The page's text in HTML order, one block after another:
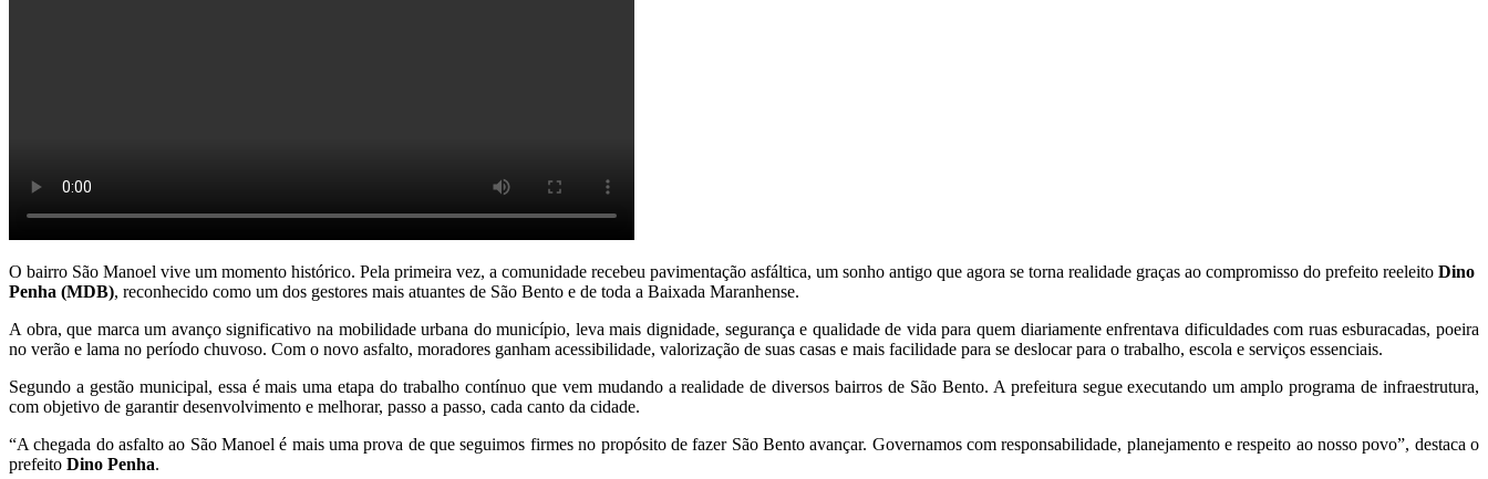
O bairro São Manoel vive um momento histórico. Pela primeira vez, a comunidade recebeu pavimentação asfáltica, um sonho antigo que agora se torna realidade graças ao compromisso do prefeito reeleito Dino
Penha (MDB), reconhecido como um dos gestores mais atuantes de São Bento e de toda a Baixada Maranhense.
A obra, que marca um avanço significativo na mobilidade urbana do município, leva mais dignidade, segurança e qualidade de vida para quem diariamente enfrentava dificuldades com ruas esburacadas, poeira
no verão e lama no período chuvoso. Com o novo asfalto, moradores ganham acessibilidade, valorização de suas casas e mais facilidade para se deslocar para o trabalho, escola e serviços essenciais.
Segundo a gestão municipal, essa é mais uma etapa do trabalho contínuo que vem mudando a realidade de diversos bairros de São Bento. A prefeitura segue executando um amplo programa de infraestrutura,
com objetivo de garantir desenvolvimento e melhorar, passo a passo, cada canto da cidade.
“A chegada do asfalto ao São Manoel é mais uma prova de que seguimos firmes no propósito de fazer São Bento avançar. Governamos com responsabilidade, planejamento e respeito ao nosso povo”, destaca o
prefeito Dino Penha.